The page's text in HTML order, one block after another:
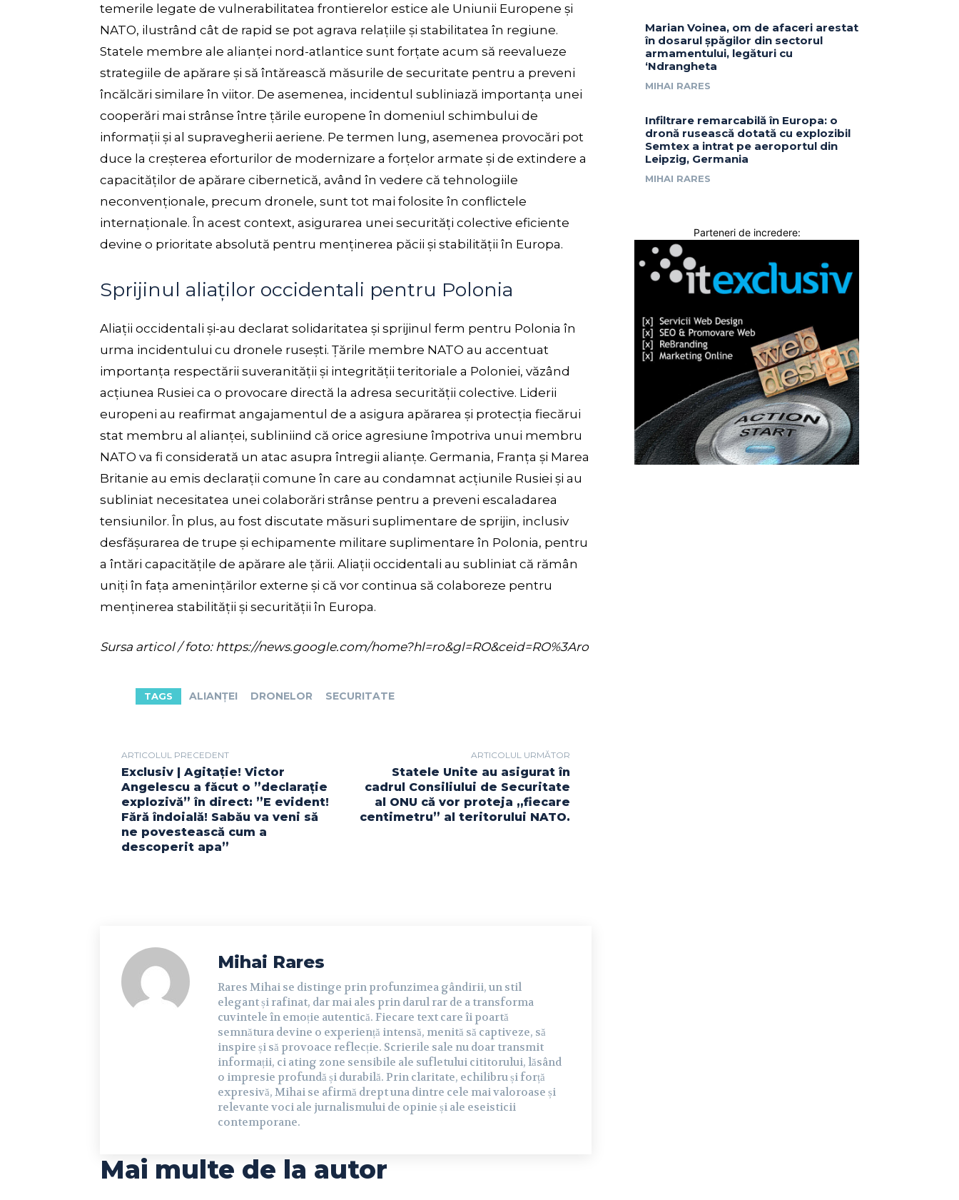
temerile legate de vulnerabilitatea frontierelor estice ale Uniunii Europene și
NATO, ilustrând cât de rapid se pot agrava relațiile și stabilitatea în regiune.
Statele membre ale alianței nord-atlantice sunt forțate acum să reevalueze
strategiile de apărare și să întărească măsurile de securitate pentru a preveni
încălcări similare în viitor. De asemenea, incidentul subliniază importanța unei
cooperări mai strânse între țările europene în domeniul schimbului de
informații și al supravegherii aeriene. Pe termen lung, asemenea provocări pot
duce la creșterea eforturilor de modernizare a forțelor armate și de extindere a
capacităților de apărare cibernetică, având în vedere că tehnologiile
neconvenționale, precum dronele, sunt tot mai folosite în conflictele
internaționale. În acest context, asigurarea unei securități colective eficiente
devine o prioritate absolută pentru menținerea păcii și stabilității în Europa.
Sprijinul aliaților occidentali pentru Polonia
Aliații occidentali și-au declarat solidaritatea și sprijinul ferm pentru Polonia în
urma incidentului cu dronele rusești. Țările membre NATO au accentuat
importanța respectării suveranității și integrității teritoriale a Poloniei, văzând
acțiunea Rusiei ca o provocare directă la adresa securității colective. Liderii
europeni au reafirmat angajamentul de a asigura apărarea și protecția fiecărui
stat membru al alianței, subliniind că orice agresiune împotriva unui membru
NATO va fi considerată un atac asupra întregii alianțe. Germania, Franța și Marea
Britanie au emis declarații comune în care au condamnat acțiunile Rusiei și au
subliniat necesitatea unei colaborări strânse pentru a preveni escaladarea
tensiunilor. În plus, au fost discutate măsuri suplimentare de sprijin, inclusiv
desfășurarea de trupe și echipamente militare suplimentare în Polonia, pentru
a întări capacitățile de apărare ale țării. Aliații occidentali au subliniat că rămân
uniți în fața amenințărilor externe și că vor continua să colaboreze pentru
menținerea stabilității și securității în Europa.
Sursa articol / foto: https://news.google.com/home?hl=ro&gl=RO&ceid=RO%3Aro
TAGS ALIANȚEI DRONELOR SECURITATE
ARTICOLUL PRECEDENT
Exclusiv | Agitație! Victor
Angelescu a făcut o ”declarație
explozivă” în direct: ”E evident!
Fără îndoială! Sabău va veni să
ne povestească cum a
descoperit apa”
ARTICOLUL URMĂTOR
Statele Unite au asigurat în
cadrul Consiliului de Securitate
al ONU că vor proteja „fiecare
centimetru” al teritorului NATO.
Mihai Rares
Rares Mihai se distinge prin profunzimea gândirii, un stil
elegant și rafinat, dar mai ales prin darul rar de a transforma
cuvintele în emoție autentică. Fiecare text care îi poartă
semnătura devine o experiență intensă, menită să captiveze, să
inspire și să provoace reflecție. Scrierile sale nu doar transmit
informații, ci ating zone sensibile ale sufletului cititorului, lăsând
o impresie profundă și durabilă. Prin claritate, echilibru și forță
expresivă, Mihai se afirmă drept una dintre cele mai valoroase și
relevante voci ale jurnalismului de opinie și ale eseisticii
contemporane.
Mai multe de la autor
Marian Voinea, om de afaceri arestat
în dosarul șpăgilor din sectorul
armamentului, legături cu
‘Ndrangheta
MIHAI RARES
Infiltrare remarcabilă în Europa: o
dronă rusească dotată cu explozibil
Semtex a intrat pe aeroportul din
Leipzig, Germania
MIHAI RARES
Parteneri de incredere: